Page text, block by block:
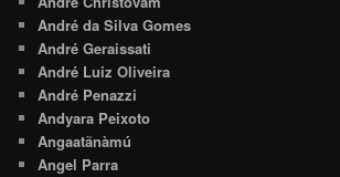
André da Silva Gomes
André Geraissati
André Luiz Oliveira
André Penazzi
Andyara Peixoto
Angaatãnàmú
Angel Parra